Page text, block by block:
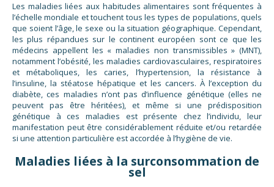
Les maladies liées aux habitudes alimentaires sont fréquentes à
l’échelle mondiale et touchent tous les types de populations, quels
que soient l’âge, le sexe ou la situation géographique. Cependant,
les plus répandues sur le continent européen sont ce que les
médecins appellent les « maladies non transmissibles » (MNT),
notamment l’obésité, les maladies cardiovasculaires, respiratoires
et métaboliques, les caries, l’hypertension, la résistance à
l’insuline, la stéatose hépatique et les cancers. À l’exception du
diabète, ces maladies n’ont pas d’influence génétique (elles ne
peuvent pas être héritées), et même si une prédisposition
génétique à ces maladies est présente chez l’individu, leur
manifestation peut être considérablement réduite et/ou retardée
si une attention particulière est accordée à l’hygiène de vie.
Maladies liées à la surconsommation de
sel